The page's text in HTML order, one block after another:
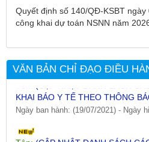
Quyết định số 140/QĐ-KSBT
công khai dự toán NSNN năm
VĂN BẢN CHỈ ĐẠO ĐIỀU
CÁCH LY XÃ HỘI VÀ GIÃN
NGÀY 25/7/2021)
Tên: (CẬP NHẬT DANH SÁCH
Ngày ban hành: (19/07/2021) -Ngày
Tên: